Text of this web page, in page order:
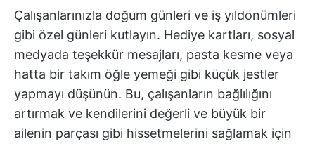
Çalışanlarınızla doğum günleri ve iş yıldönümleri
gibi özel günleri kutlayın. Hediye kartları, sosyal
medyada teşekkür mesajları, pasta kesme veya
hatta bir takım öğle yemeği gibi küçük jestler
yapmayı düşünün. Bu, çalışanların bağlılığını
artırmak ve kendilerini değerli ve büyük bir
ailenin parçası gibi hissetmelerini sağlamak için